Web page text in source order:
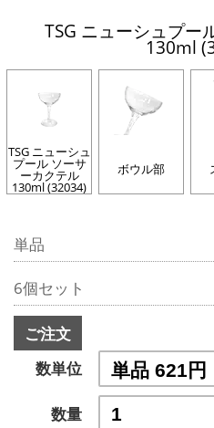
TSG ニューシュプー
130ml
TSG ニューシュ
プール ソーサ
ーカクテル
130ml (32034)
ボウル部
単品
6個セット
ご注文
数単位
数量